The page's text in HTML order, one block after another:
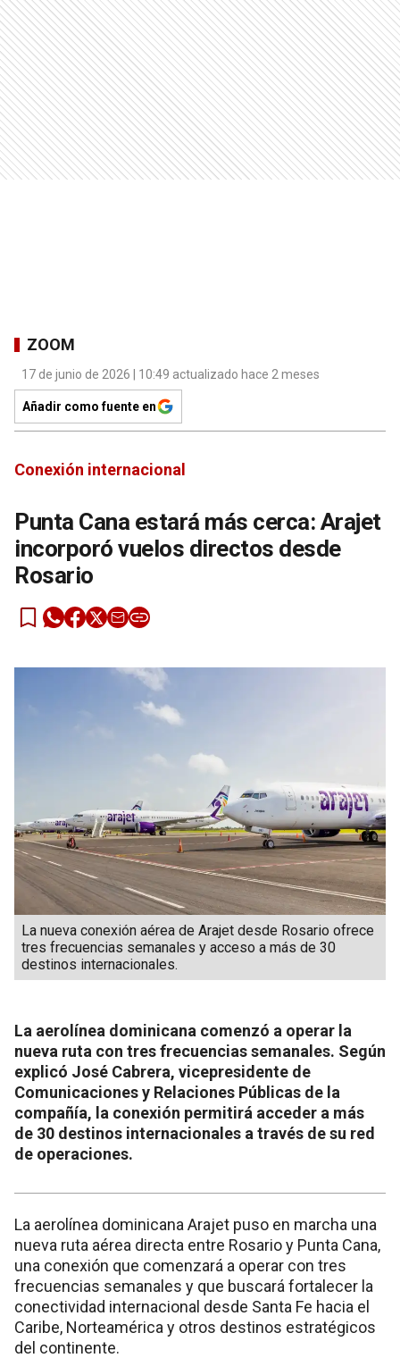
ZOOM
17 de junio de 2026 | 10:49 actualizado hace 2 meses
Añadir como fuente en
Conexión internacional
Punta Cana estará más cerca: Arajet
incorporó vuelos directos desde
Rosario
La nueva conexión aérea de Arajet desde Rosario ofrece
tres frecuencias semanales y acceso a más de 30
destinos internacionales.
La aerolínea dominicana comenzó a operar la
nueva ruta con tres frecuencias semanales. Según
explicó José Cabrera, vicepresidente de
Comunicaciones y Relaciones Públicas de la
compañía, la conexión permitirá acceder a más
de 30 destinos internacionales a través de su red
de operaciones.
La aerolínea dominicana Arajet puso en marcha una
nueva ruta aérea directa entre Rosario y Punta Cana,
una conexión que comenzará a operar con tres
frecuencias semanales y que buscará fortalecer la
conectividad internacional desde Santa Fe hacia el
Caribe, Norteamérica y otros destinos estratégicos
del continente.